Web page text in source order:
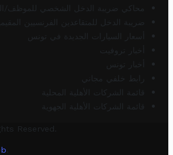
محاكي ضريبة الدخل الشخصي للموظف/
ضريبة الدخل للمتقاعدين الفرنسيين
أسعار السيارات الجديدة في تونس
أخبار تروفيت
أخبار تونس
رابط خلفي مجاني
قائمة الشركات الأهلية المحلية
قائمة الشركات الأهلية الجهوية
Reserved.